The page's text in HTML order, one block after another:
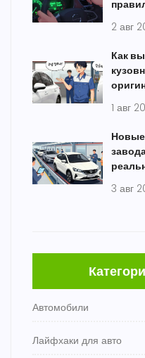
2 авг
Как
1 авг
Новые
3 авг
Автомобили
Лайфхаки для авто